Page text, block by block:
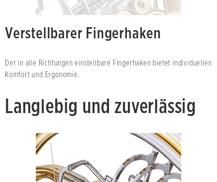
Verstellbarer Fingerhaken
Der in alle Richtungen einstellbare Fingerhaken bietet individuellen
Komfort und Ergonomie.
Langlebig und zuverlässig